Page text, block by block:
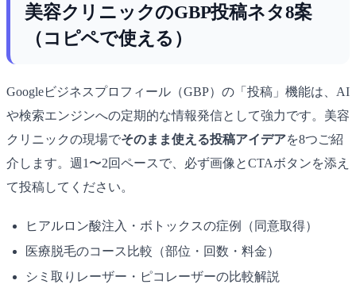
美容クリニックのGBP投稿ネタ8案
（コピペで使える）
Googleビジネスプロフィール（GBP）の「投稿」機能は、AI
や検索エンジンへの定期的な情報発信として強力です。美容
クリニックの現場でそのまま使える投稿アイデアを8つご紹
介します。週1〜2回ペースで、必ず画像とCTAボタンを添え
て投稿してください。
ヒアルロン酸注入・ボトックスの症例（同意取得）
医療脱毛のコース比較（部位・回数・料金）
シミ取りレーザー・ピコレーザーの比較解説